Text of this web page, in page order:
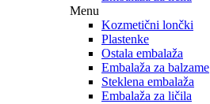
Menu
Kozmetični lončki
Plastenke
Ostala embalaža
Embalaža za balzame
Steklena embalaža
Embalaža za ličila